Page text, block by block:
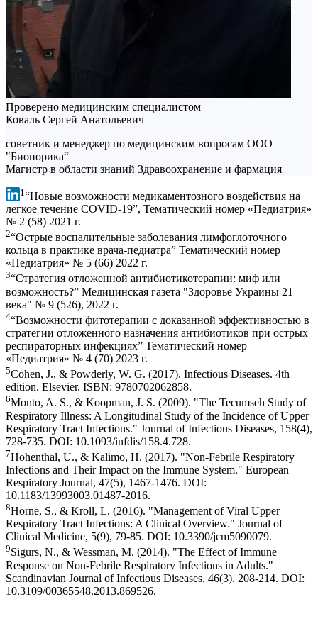
Проверено медицинским специалистом
Коваль Сергей Анатольевич
советник и менеджер по медицинским вопросам ООО
"Бионорика“
Магистр в области знаний Здравоохранение и фармация
1 “Новые возможности медикаментозного воздействия на
легкое течение COVID-19”, Тематический номер «Педиатрия»
№ 2 (58) 2021 г.
2“Острые воспалительные заболевания лимфоглоточного
кольца в практике врача-педиатра” Тематический номер
«Педиатрия» № 5 (66) 2022 г.
3“Стратегия отложенной антибиотикотерапии: миф или
возможность?” Медицинская газета "Здоровье Украины 21
века" № 9 (526), ​​2022 г.
4“Возможности фитотерапии с доказанной эффективностью в
стратегии отложенного назначения антибиотиков при острых
респираторных инфекциях” Тематический номер
«Педиатрия» № 4 (70) 2023 г.
5Cohen, J., & Powderly, W. G. (2017). Infectious Diseases. 4th
edition. Elsevier. ISBN: 9780702062858.
6Monto, A. S., & Koopman, J. S. (2009). "The Tecumseh Study of
Respiratory Illness: A Longitudinal Study of the Incidence of Upper
Respiratory Tract Infections." Journal of Infectious Diseases, 158(4),
728-735. DOI: 10.1093/infdis/158.4.728.
7Hohenthal, U., & Kalimo, H. (2017). "Non-Febrile Respiratory
Infections and Their Impact on the Immune System." European
Respiratory Journal, 47(5), 1467-1476. DOI:
10.1183/13993003.01487-2016.
8Horne, S., & Kroll, L. (2016). "Management of Viral Upper
Respiratory Tract Infections: A Clinical Overview." Journal of
Clinical Medicine, 5(9), 79-85. DOI: 10.3390/jcm5090079.
9Sigurs, N., & Wessman, M. (2014). "The Effect of Immune
Response on Non-Febrile Respiratory Infections in Adults."
Scandinavian Journal of Infectious Diseases, 46(3), 208-214. DOI:
10.3109/00365548.2013.869526.